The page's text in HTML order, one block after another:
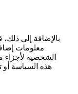
بالإضافة إلى
معلومات
الشخصية لأجزاء
هذه السياسة أو